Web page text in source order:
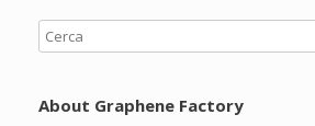
About Graphene Factory